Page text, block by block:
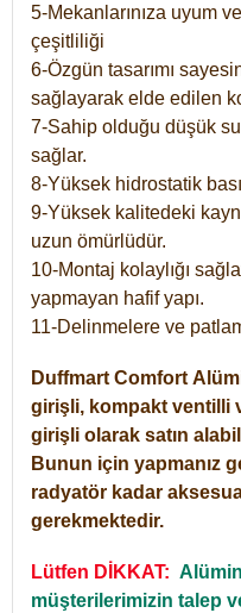
5-Mekanlarınıza uyum
çeşitliliği
6-Özgün tasarımı
sağlayarak elde edilen
7-Sahip olduğu düşük
sağlar.
8-Yüksek hidrostatik
9-Yüksek kalitedeki
uzun ömürlüdür.
10-Montaj kolaylığı
yapmayan hafif yapı.
11-Delinmelere ve
Duffmart Comfort
girişli, kompakt ventilli
girişli olarak satın
Bunun için yapmanız
radyatör kadar
gerekmektedir.
Lütfen DİKKAT:
müşterilerimizin talep